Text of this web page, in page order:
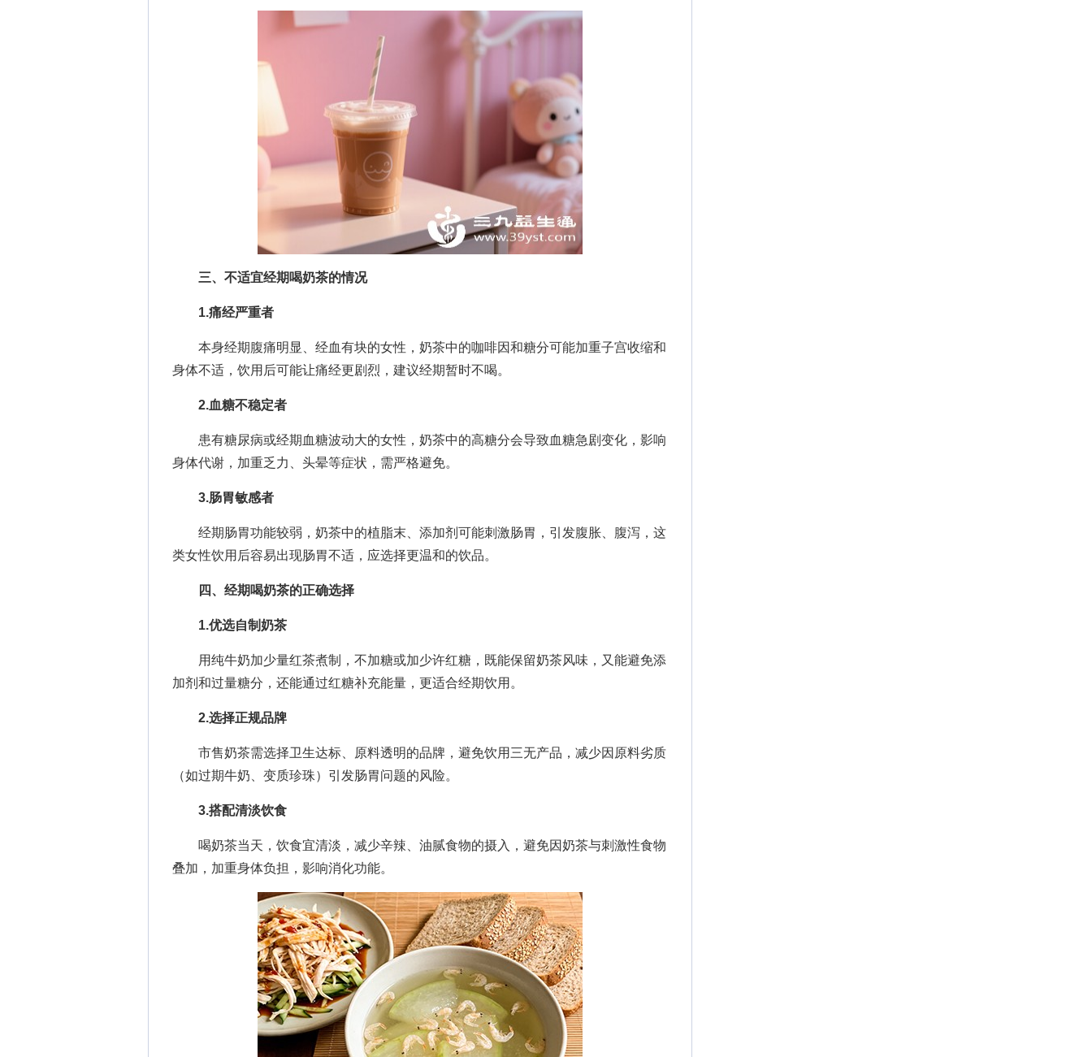
三、不适宜经期喝奶茶的情况
1.痛经严重者
本身经期腹痛明显、经血有块的女性，奶茶中的咖啡因和糖分可能加重子宫收缩和
身体不适，饮用后可能让痛经更剧烈，建议经期暂时不喝。
2.血糖不稳定者
患有糖尿病或经期血糖波动大的女性，奶茶中的高糖分会导致血糖急剧变化，影响
身体代谢，加重乏力、头晕等症状，需严格避免。
3.肠胃敏感者
经期肠胃功能较弱，奶茶中的植脂末、添加剂可能刺激肠胃，引发腹胀、腹泻，这
类女性饮用后容易出现肠胃不适，应选择更温和的饮品。
四、经期喝奶茶的正确选择
1.优选自制奶茶
用纯牛奶加少量红茶煮制，不加糖或加少许红糖，既能保留奶茶风味，又能避免添
加剂和过量糖分，还能通过红糖补充能量，更适合经期饮用。
2.选择正规品牌
市售奶茶需选择卫生达标、原料透明的品牌，避免饮用三无产品，减少因原料劣质
（如过期牛奶、变质珍珠）引发肠胃问题的风险。
3.搭配清淡饮食
喝奶茶当天，饮食宜清淡，减少辛辣、油腻食物的摄入，避免因奶茶与刺激性食物
叠加，加重身体负担，影响消化功能。